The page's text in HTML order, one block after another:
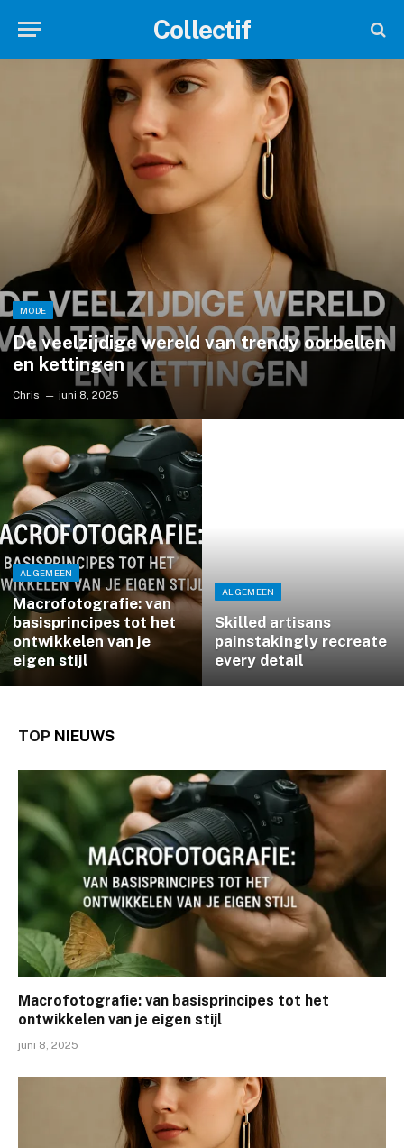
Collectif
MODE
De veelzijdige wereld van trendy oorbellen
en kettingen
Chris juni 8, 2025
ALGEMEEN
Macrofotografie: van
basisprincipes tot het
ontwikkelen van je
eigen stijl
ALGEMEEN
Skilled artisans
painstakingly recreate
every detail
TOP NIEUWS
Macrofotografie: van basisprincipes tot het
ontwikkelen van je eigen stijl
juni 8, 2025